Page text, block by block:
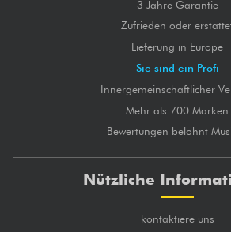
3 Jahre Garantie
Zufrieden oder
Lieferung in Europe
Sie sind ein Profi
Innergemeinschaftlicher
Mehr als 700 Marken
Bewertungen belohnt
Nützliche
kontaktiere uns